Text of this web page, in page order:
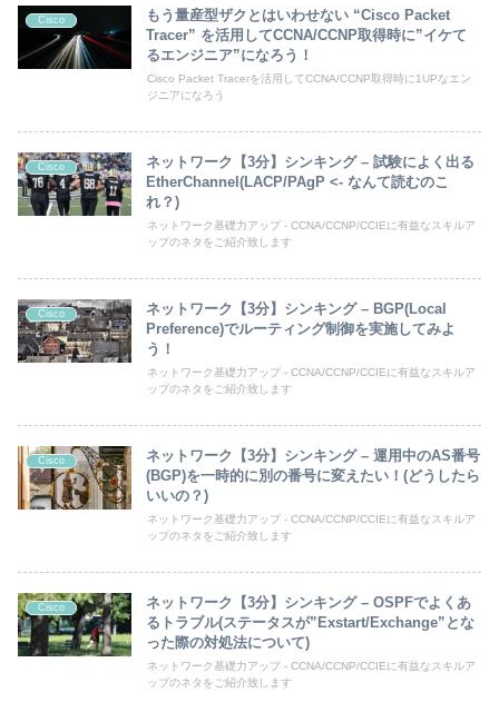
Cisco
もう量産型ザクとはいわせない “Cisco Packet
Tracer” を活用してCCNA/CCNP取得時に”イケて
るエンジニア”になろう！
Cisco Packet Tracerを活用してCCNA/CCNP取得時に1UPなエン
ジニアになろう
Cisco
ネットワーク【3分】シンキング – 試験によく出る
EtherChannel(LACP/PAgP <- なんて読むのこ
れ？)
ネットワーク基礎力アップ - CCNA/CCNP/CCIEに有益なスキルア
ップのネタをご紹介致します
Cisco
ネットワーク【3分】シンキング – BGP(Local
Preference)でルーティング制御を実施してみよ
う！
ネットワーク基礎力アップ - CCNA/CCNP/CCIEに有益なスキルア
ップのネタをご紹介致します
Cisco
ネットワーク【3分】シンキング – 運用中のAS番号
(BGP)を一時的に別の番号に変えたい！(どうしたら
いいの？)
ネットワーク基礎力アップ - CCNA/CCNP/CCIEに有益なスキルア
ップのネタをご紹介致します
Cisco
ネットワーク【3分】シンキング – OSPFでよくあ
るトラブル(ステータスが”Exstart/Exchange”とな
った際の対処法について)
ネットワーク基礎力アップ - CCNA/CCNP/CCIEに有益なスキルア
ップのネタをご紹介致します